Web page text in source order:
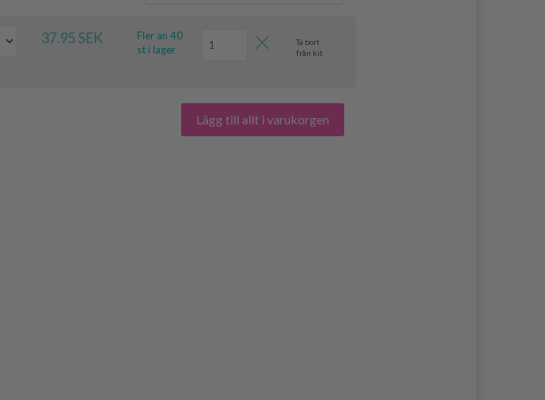
37.95 SEK
Fler än 40
st i lager
Ta bort
från kit
Lägg till allt i varukorgen